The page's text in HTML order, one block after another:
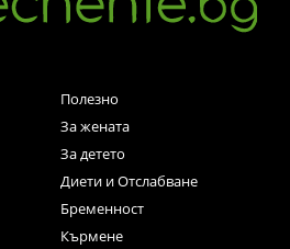
Полезно
За жената
За детето
Диети и Отслабване
Бременност
Кърмене